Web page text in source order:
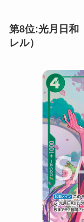
第8位:光月日和
レル）